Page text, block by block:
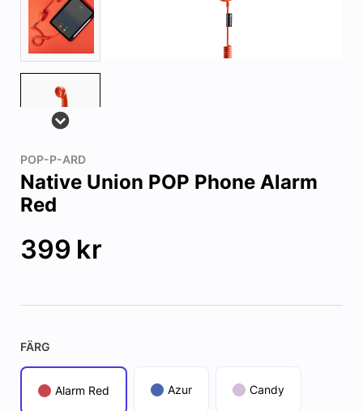
POP-P-ARD
Native Union POP Phone Alarm
Red
399 kr
FÄRG
Alarm Red Azur Candy